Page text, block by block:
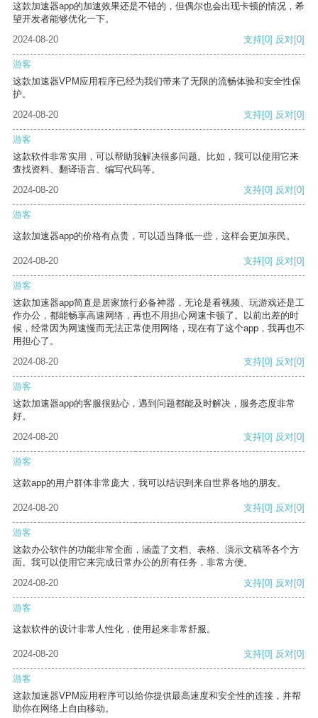
这款加速器app的加速效果还是不错的，但偶尔也会出现卡顿的情况，希
望开发者能够优化一下。
2024-08-20
支持[0] 反对[0]
游客
这款加速器VPM应用程序已经为我们带来了无限的流畅体验和安全性保
护。
2024-08-20
支持[0] 反对[0]
游客
这款软件非常实用，可以帮助我解决很多问题。比如，我可以使用它来
查找资料、翻译语言、编写代码等。
2024-08-20
支持[0] 反对[0]
游客
这款加速器app的价格有点贵，可以适当降低一些，这样会更加亲民。
2024-08-20 支持[0] 反对[0]
游客
这款加速器app简直是居家旅行必备神器，无论是看视频、玩游戏还是工
作办公，都能畅享高速网络，再也不用担心网速卡顿了。以前出差的时
候，经常因为网速慢而无法正常使用网络，现在有了这个app，我再也不
用担心了。
2024-08-20
支持[0] 反对[0]
游客
这款加速器app的客服很贴心，遇到问题都能及时解决，服务态度非常
好。
2024-08-20
支持[0] 反对[0]
游客
这款app的用户群体非常庞大，我可以结识到来自世界各地的朋友。
2024-08-20 支持[0] 反对[0]
游客
这款办公软件的功能非常全面，涵盖了文档、表格、演示文稿等各个方
面。我可以使用它来完成日常办公的所有任务，非常方便。
2024-08-20
支持[0] 反对[0]
游客
这款软件的设计非常人性化，使用起来非常舒服。
2024-08-20 支持[0] 反对[0]
游客
这款加速器VPM应用程序可以给你提供最高速度和安全性的连接，并帮
助你在网络上自由移动。